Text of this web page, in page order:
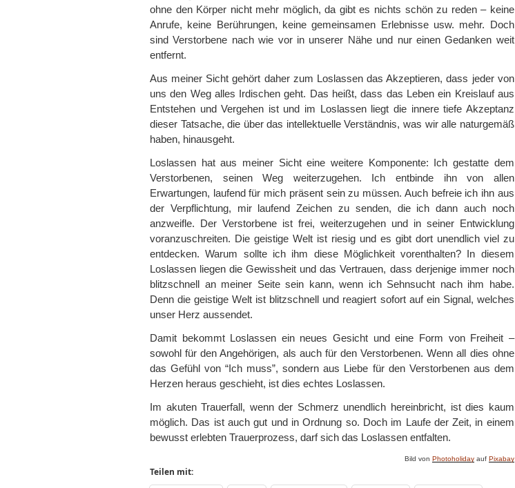
ohne den Körper nicht mehr möglich, da gibt es nichts schön zu reden – keine
Anrufe, keine Berührungen, keine gemeinsamen Erlebnisse usw. mehr. Doch
sind Verstorbene nach wie vor in unserer Nähe und nur einen Gedanken weit
entfernt.
Aus meiner Sicht gehört daher zum Loslassen das Akzeptieren, dass jeder von
uns den Weg alles Irdischen geht. Das heißt, dass das Leben ein Kreislauf aus
Entstehen und Vergehen ist und im Loslassen liegt die innere tiefe Akzeptanz
dieser Tatsache, die über das intellektuelle Verständnis, was wir alle naturgemäß
haben, hinausgeht.
Loslassen hat aus meiner Sicht eine weitere Komponente: Ich gestatte dem
Verstorbenen, seinen Weg weiterzugehen. Ich entbinde ihn von allen
Erwartungen, laufend für mich präsent sein zu müssen. Auch befreie ich ihn aus
der Verpflichtung, mir laufend Zeichen zu senden, die ich dann auch noch
anzweifle. Der Verstorbene ist frei, weiterzugehen und in seiner Entwicklung
voranzuschreiten. Die geistige Welt ist riesig und es gibt dort unendlich viel zu
entdecken. Warum sollte ich ihm diese Möglichkeit vorenthalten? In diesem
Loslassen liegen die Gewissheit und das Vertrauen, dass derjenige immer noch
blitzschnell an meiner Seite sein kann, wenn ich Sehnsucht nach ihm habe.
Denn die geistige Welt ist blitzschnell und reagiert sofort auf ein Signal, welches
unser Herz aussendet.
Damit bekommt Loslassen ein neues Gesicht und eine Form von Freiheit –
sowohl für den Angehörigen, als auch für den Verstorbenen. Wenn all dies ohne
das Gefühl von “Ich muss”, sondern aus Liebe für den Verstorbenen aus dem
Herzen heraus geschieht, ist dies echtes Loslassen.
Im akuten Trauerfall, wenn der Schmerz unendlich hereinbricht, ist dies kaum
möglich. Das ist auch gut und in Ordnung so. Doch im Laufe der Zeit, in einem
bewusst erlebten Trauerprozess, darf sich das Loslassen entfalten.
Bild von Photoholidayauf Pixabay
Teilen mit: